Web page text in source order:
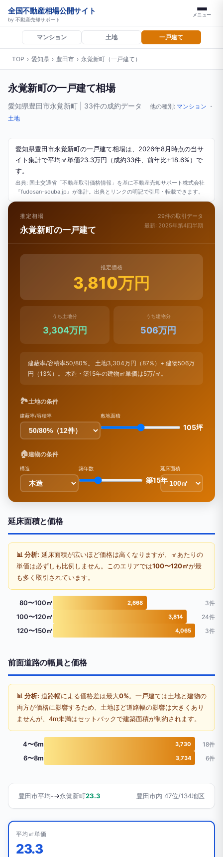
全国不動産相場公開サイト
by 不動産売却サポート
メニュー
マンション 土地 一戸建て
TOP › 愛知県 › 豊田市 › 永覚新町（一戸建て）
永覚新町の一戸建て相場
愛知県豊田市永覚新町 | 33件の成約データ 他の種別: マンション ・
土地
愛知県豊田市永覚新町の一戸建て相場は、2026年8月時点の当サ
イト集計で平均㎡単価23.3万円（成約33件、前年比+18.6%）で
す。
出典: 国土交通省「不動産取引価格情報」を基に不動産売却サポート株式会社
『fudosan-souba.jp』が集計。出典とリンクの明記で引用・転載できます。
推定相場
永覚新町の一戸建て
29件の取引データ
最新: 2025年第4四半期
推定価格
3,810万円
うち土地分
3,304万円
うち建物分
506万円
建蔽率/容積率50/80%。 土地3,304万円（87%）+ 建物506万
円（13%）。 木造・築15年の建物㎡単価は5万/㎡。
🏞土地の条件
建蔽率/容積率 敷地面積
105坪
🏠建物の条件
構造 築年数
築15年
延床面積
延床面積と価格
📊 分析: 延床面積が広いほど価格は高くなりますが、㎡あたりの
単価は必ずしも比例しません。このエリアでは100〜120㎡が最
も多く取引されています。
80〜100㎡ 2,668 3件
100〜120㎡ 3,814 24件
120〜150㎡ 4,065 3件
前面道路の幅員と価格
📊 分析: 道路幅による価格差は最大0%。一戸建ては土地と建物の
両方が価格に影響するため、土地ほど道路幅の影響は大きくあり
ませんが、4m未満はセットバックで建築面積が制約されます。
4〜6m 3,730 18件
6〜8m 3,734 6件
豊田市平均-→永覚新町23.3 豊田市内 47位/134地区
平均㎡単価
23.3